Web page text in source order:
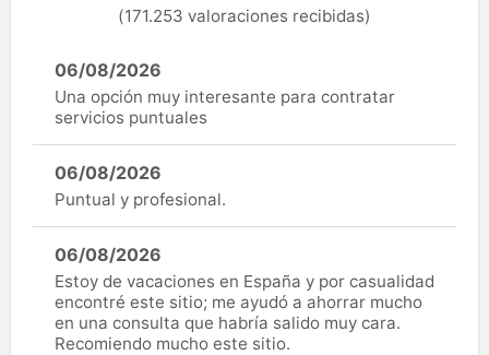
(171.253 valoraciones recibidas)
06/08/2026
Una opción muy interesante para contratar
servicios puntuales
06/08/2026
Puntual y profesional.
06/08/2026
Estoy de vacaciones en España y por casualidad
encontré este sitio; me ayudó a ahorrar mucho
en una consulta que habría salido muy cara.
Recomiendo mucho este sitio.